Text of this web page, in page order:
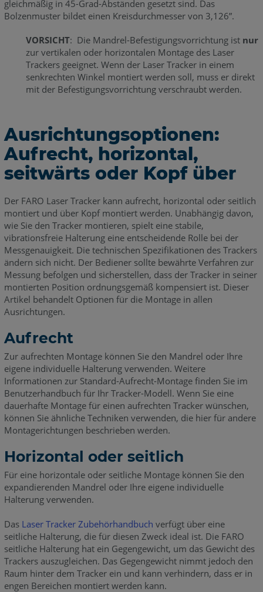
gleichmäßig in 45-Grad-Abständen gesetzt sind. Das
Bolzenmuster bildet einen Kreisdurchmesser von 3,126”.
VORSICHT: Die Mandrel-Befestigungsvorrichtung ist nur
zur vertikalen oder horizontalen Montage des Laser
Trackers geeignet. Wenn der Laser Tracker in einem
senkrechten Winkel montiert werden soll, muss er direkt
mit der Befestigungsvorrichtung verschraubt werden.
Ausrichtungsoptionen:
Aufrecht, horizontal,
seitwärts oder Kopf über
Der FARO Laser Tracker kann aufrecht, horizontal oder seitlich
montiert und über Kopf montiert werden. Unabhängig davon,
wie Sie den Tracker montieren, spielt eine stabile,
vibrationsfreie Halterung eine entscheidende Rolle bei der
Messgenauigkeit. Die technischen Spezifikationen des Trackers
ändern sich nicht. Der Bediener sollte bewährte Verfahren zur
Messung befolgen und sicherstellen, dass der Tracker in seiner
montierten Position ordnungsgemäß kompensiert ist. Dieser
Artikel behandelt Optionen für die Montage in allen
Ausrichtungen.
Aufrecht
Zur aufrechten Montage können Sie den Mandrel oder Ihre
eigene individuelle Halterung verwenden. Weitere
Informationen zur Standard-Aufrecht-Montage finden Sie im
Benutzerhandbuch für Ihr Tracker-Modell. Wenn Sie eine
dauerhafte Montage für einen aufrechten Tracker wünschen,
können Sie ähnliche Techniken verwenden, die hier für andere
Montagerichtungen beschrieben werden.
Horizontal oder seitlich
Für eine horizontale oder seitliche Montage können Sie den
expandierenden Mandrel oder Ihre eigene individuelle
Halterung verwenden.
Das Laser Tracker Zubehörhandbuch verfügt über eine
seitliche Halterung, die für diesen Zweck ideal ist. Die FARO
seitliche Halterung hat ein Gegengewicht, um das Gewicht des
Trackers auszugleichen. Das Gegengewicht nimmt jedoch den
Raum hinter dem Tracker ein und kann verhindern, dass er in
engen Bereichen montiert werden kann.